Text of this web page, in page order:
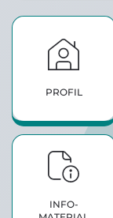
PROFIL
INFO­